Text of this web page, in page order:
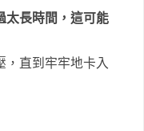
太長時間，這可能
，直到牢牢地卡入